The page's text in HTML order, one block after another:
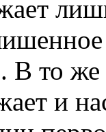
В то
и